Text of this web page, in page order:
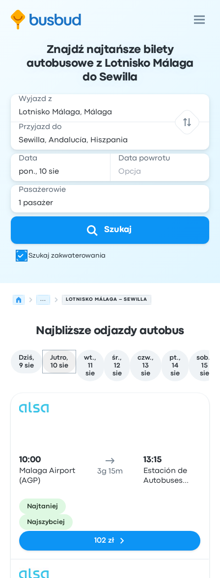
Znajdź najtańsze bilety
autobusowe z Lotnisko Málaga
do Sewilla
Wyjazd z
Przyjazd do
Data Data powrotu
Pasażerowie
Szukaj
Szukaj zakwaterowania
... LOTNISKO MÁLAGA – SEWILLA
Najbliższe odjazdy autobus
Dziś,
9 sie
Jutro,
10 sie
wt.,
11
sie
śr.,
12
sie
czw.,
13
sie
pt.,
14
sie
sob.,
15
sie
10:00
Malaga Airport
(AGP)
3g 15m
13:15
Estación de
Autobuses
Najtaniej
Najszybciej
102 zł